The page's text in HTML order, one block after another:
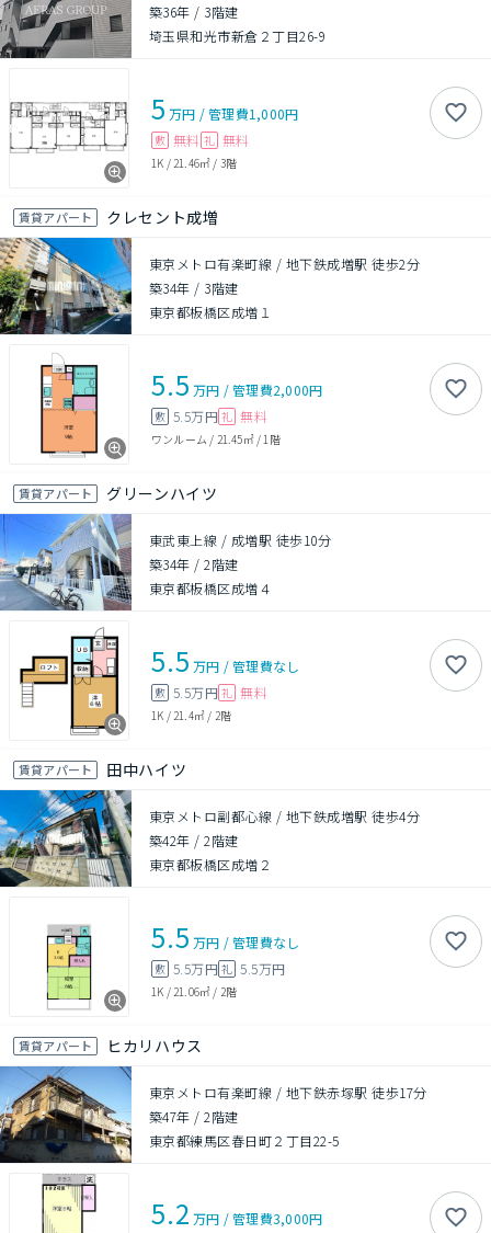
築36年 / 3階建
埼玉県和光市新倉２丁目26-9
5 万円 /管理費1,000円
敷 無料 礼 無料
1K / 21.46㎡ / 3階
賃貸アパート クレセント成増
東京メトロ有楽町線 / 地下鉄成増駅 徒歩2分
築34年 / 3階建
東京都板橋区成増１
5.5 万円 /管理費2,000円
敷 5.5万円 礼 無料
ワンルーム / 21.45㎡/ 1階
賃貸アパート グリーンハイツ
東武東上線 / 成増駅 徒歩10分
築34年 /2階建
東京都板橋区成増４
5.5 万円 /管理費なし
敷 5.5万円 礼 無料
1K / 21.4㎡ / 2階
賃貸アパート 田中ハイツ
東京メトロ副都心線 / 地下鉄成増駅 徒歩4分
築42年 /2階建
東京都板橋区成増２
5.5 万円 /管理費なし
敷 5.5万円礼 5.5万円
1K / 21.06㎡ / 2階
賃貸アパート ヒカリハウス
東京メトロ有楽町線 / 地下鉄赤塚駅 徒歩17分
築47年 /2階建
東京都練馬区春日町２丁目22-5
5.2 万円 /管理費3,000円